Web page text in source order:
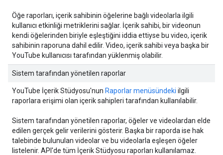
Öğe raporları, içerik sahibinin öğelerine bağlı videolarla ilgili
kullanıcı etkinliği metriklerini sağlar. İçerik sahibi, bir videonun
kendi öğelerinden biriyle eşleştiğini iddia ettiyse bu video, içerik
sahibinin raporuna dahil edilir. Video, içerik sahibi veya başka bir
YouTube kullanıcısı tarafından yüklenmiş olabilir.
Sistem tarafından yönetilen raporlar
YouTube İçerik Stüdyosu'nun Raporlar menüsündeki ilgili
raporlara erişimi olan içerik sahipleri tarafından kullanılabilir.
Sistem tarafından yönetilen raporlar, öğeler ve videolardan elde
edilen gerçek gelir verilerini gösterir. Başka bir raporda ise hak
talebinde bulunulan videolar ve bu videolarla eşleşen öğeler
listelenir. API'de tüm İçerik Stüdyosu raporları kullanılamaz.